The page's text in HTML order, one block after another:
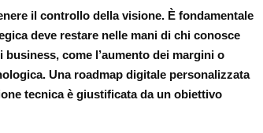
il controllo della visione. È fondamentale
deve restare nelle mani di chi conosce
come l’aumento dei margini o
Una roadmap digitale personalizzata
tecnica è giustificata da un obiettivo